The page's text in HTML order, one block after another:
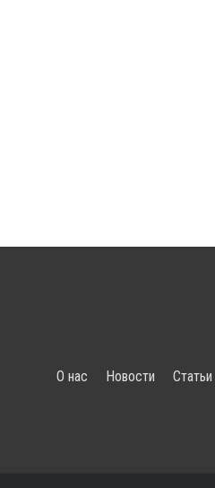
О нас Новости Статьи